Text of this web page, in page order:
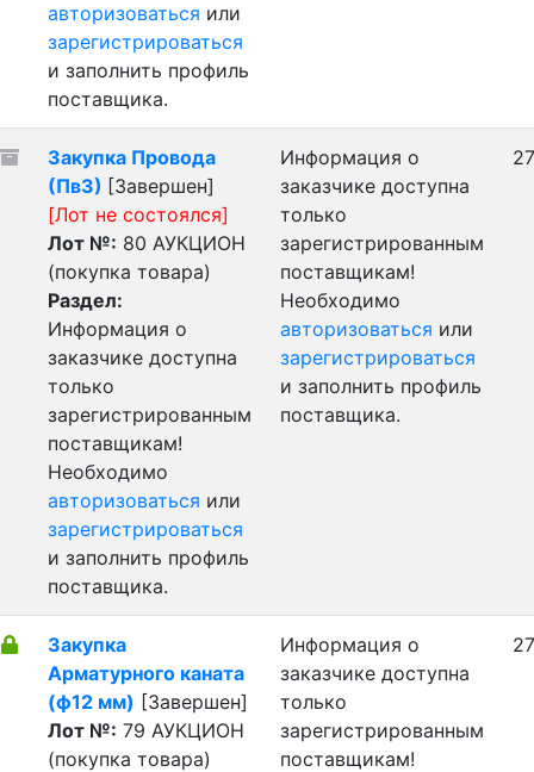
авторизоваться или
зарегистрироваться
и заполнить профиль
поставщика.
Закупка Провода
(Пв3) [Завершен]
[Лот не состоялся]
Лот №: 80 АУКЦИОН
(покупка товара)
Раздел:
Информация о
заказчике доступна
только
зарегистрированным
поставщикам!
Необходимо
авторизоваться или
зарегистрироваться
и заполнить профиль
поставщика.
Информация о
заказчике доступна
только
зарегистрированным
поставщикам!
Необходимо
авторизоваться или
зарегистрироваться
и заполнить профиль
поставщика.
Закупка
Арматурного каната
(ф12 мм) [Завершен]
Лот №: 79 АУКЦИОН
(покупка товара)
Информация о
заказчике доступна
только
зарегистрированным
поставщикам!